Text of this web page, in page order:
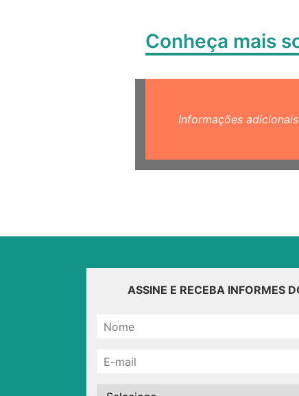
Conheça mais
Informações adicionais
ASSINE E RECEBA INFORMES